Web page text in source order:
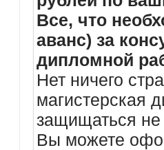
Все, что
аванс) за
дипломной
Нет ничего
магистерская
защищаться не
Вы можете